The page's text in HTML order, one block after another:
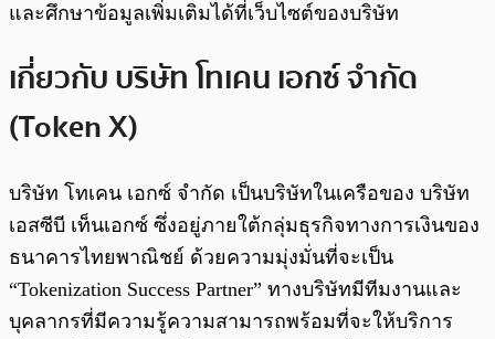
และศึกษาข้อมูลเพิ่มเติมได้ที่เว็บไซต์ของบริษัท
เกี่ยวกับ บริษัท โทเคน เอกซ์ จำกัด
(Token X)
บริษัท โทเคน เอกซ์ จำกัด เป็นบริษัทในเครือของ บริษัท
เอสซีบี เท็นเอกซ์ ซึ่งอยู่ภายใต้กลุ่มธุรกิจทางการเงินของ
ธนาคารไทยพาณิชย์ ด้วยความมุ่งมั่นที่จะเป็น
“Tokenization Success Partner” ทางบริษัทมีทีมงานและ
บุคลากรที่มีความรู้ความสามารถพร้อมที่จะให้บริการ